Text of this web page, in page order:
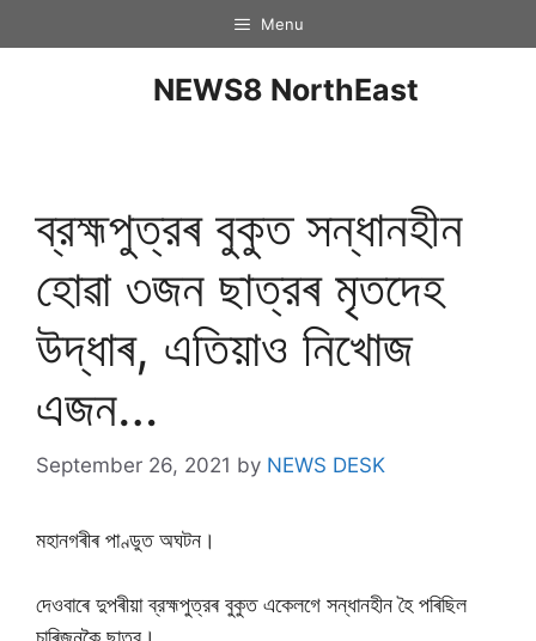
Menu
NEWS8 NorthEast
ব্রহ্মপুত্রৰ বুকুত সন্ধানহীন
হোৱা ৩জন ছাত্রৰ মৃতদেহ
উদ্ধাৰ, এতিয়াও নিখোজ
এজন…
September 26, 2021 by NEWS DESK
মহানগৰীৰ পাণ্ডুত অঘটন।
দেওবাৰে দুপৰীয়া ব্রহ্মপুত্রৰ বুকুত একেলগে সন্ধানহীন হৈ পৰিছিল